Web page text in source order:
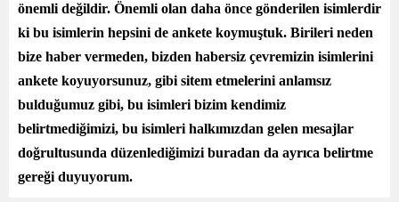
önemli değildir. Önemli olan daha önce gönderilen isimlerdir
ki bu isimlerin hepsini de ankete koymuştuk. Birileri neden
bize haber vermeden, bizden habersiz çevremizin isimlerini
ankete koyuyorsunuz, gibi sitem etmelerini anlamsız
bulduğumuz gibi, bu isimleri bizim kendimiz
belirtmediğimizi, bu isimleri halkımızdan gelen mesajlar
doğrultusunda düzenlediğimizi buradan da ayrıca belirtme
gereği duyuyorum.